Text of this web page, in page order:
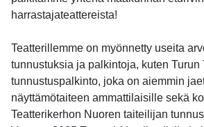
harrastajateattereista!
Teatterillemme on myönnetty useita
tunnustuksia ja palkintoja, kuten Turun
tunnustuspalkinto, joka on aiemmin
näyttämötaiteen ammattilaisille sekä
Teatterikerhon Nuoren taiteilijan